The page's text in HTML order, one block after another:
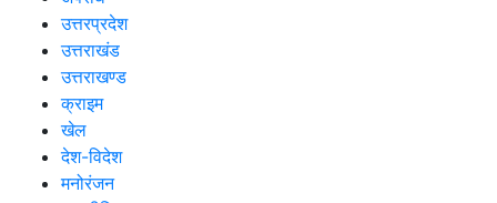
उत्तरप्रदेश
उत्तराखंड
उत्तराखण्ड
क्राइम
खेल
देश-विदेश
मनोरंजन